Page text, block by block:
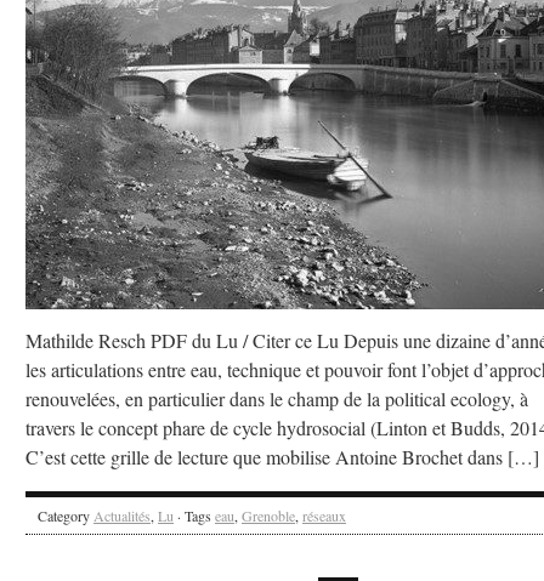
Mathilde Resch PDF du Lu / Citer ce Lu Depuis une dizaine
les articulations entre eau, technique et pouvoir font l’objet
renouvelées, en particulier dans le champ de la political ecology, à
travers le concept phare de cycle hydrosocial (Linton et Budds,
C’est cette grille de lecture que mobilise Antoine Brochet dans […]
Category Actualités, Lu · Tags eau, Grenoble, réseaux